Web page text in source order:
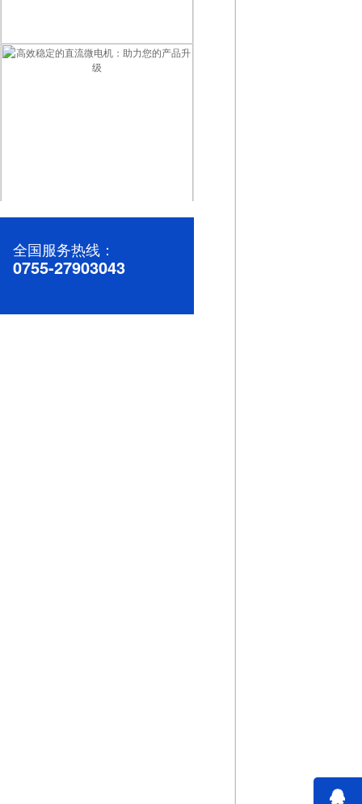
深圳微型直流电机电机厂家为您揭秘:如何选择合适的直流微电机以满足我的设备需求
高效稳定的直流微电机：助力您的产品升级
全国服务热线：
0755-27903043